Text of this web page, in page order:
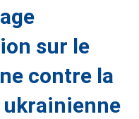
sur le
contre la
ukrainienne